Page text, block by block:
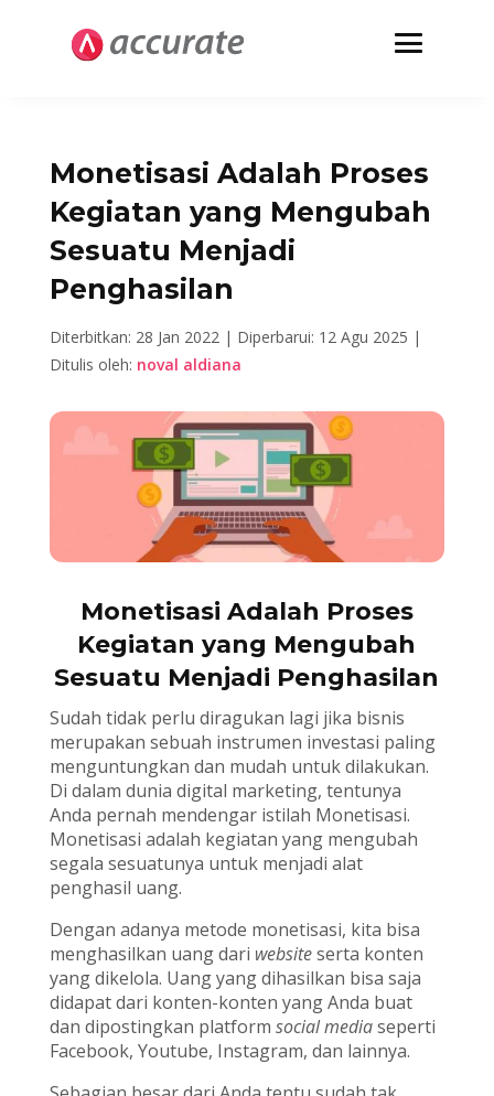
Monetisasi Adalah Proses
Kegiatan yang Mengubah
Sesuatu Menjadi
Penghasilan
Diterbitkan: 28 Jan 2022 | Diperbarui: 12 Agu 2025 |
Ditulis oleh: noval aldiana
Monetisasi Adalah Proses
Kegiatan yang Mengubah
Sesuatu Menjadi Penghasilan
Sudah tidak perlu diragukan lagi jika bisnis
merupakan sebuah instrumen investasi paling
menguntungkan dan mudah untuk dilakukan.
Di dalam dunia digital marketing, tentunya
Anda pernah mendengar istilah Monetisasi.
Monetisasi adalah kegiatan yang mengubah
segala sesuatunya untuk menjadi alat
penghasil uang.
Dengan adanya metode monetisasi, kita bisa
menghasilkan uang dari websiteserta konten
yang dikelola. Uang yang dihasilkan bisa saja
didapat dari konten-konten yang Anda buat
dan dipostingkan platform social mediaseperti
Facebook, Youtube, Instagram, dan lainnya.